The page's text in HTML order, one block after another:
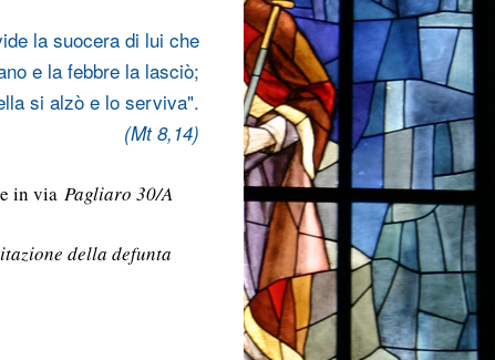
la suocera di lui che
e la febbre la lasciò;
si alzò e lo serviva".
(Mt 8,14)
in via Pagliaro 30/A
della defunta